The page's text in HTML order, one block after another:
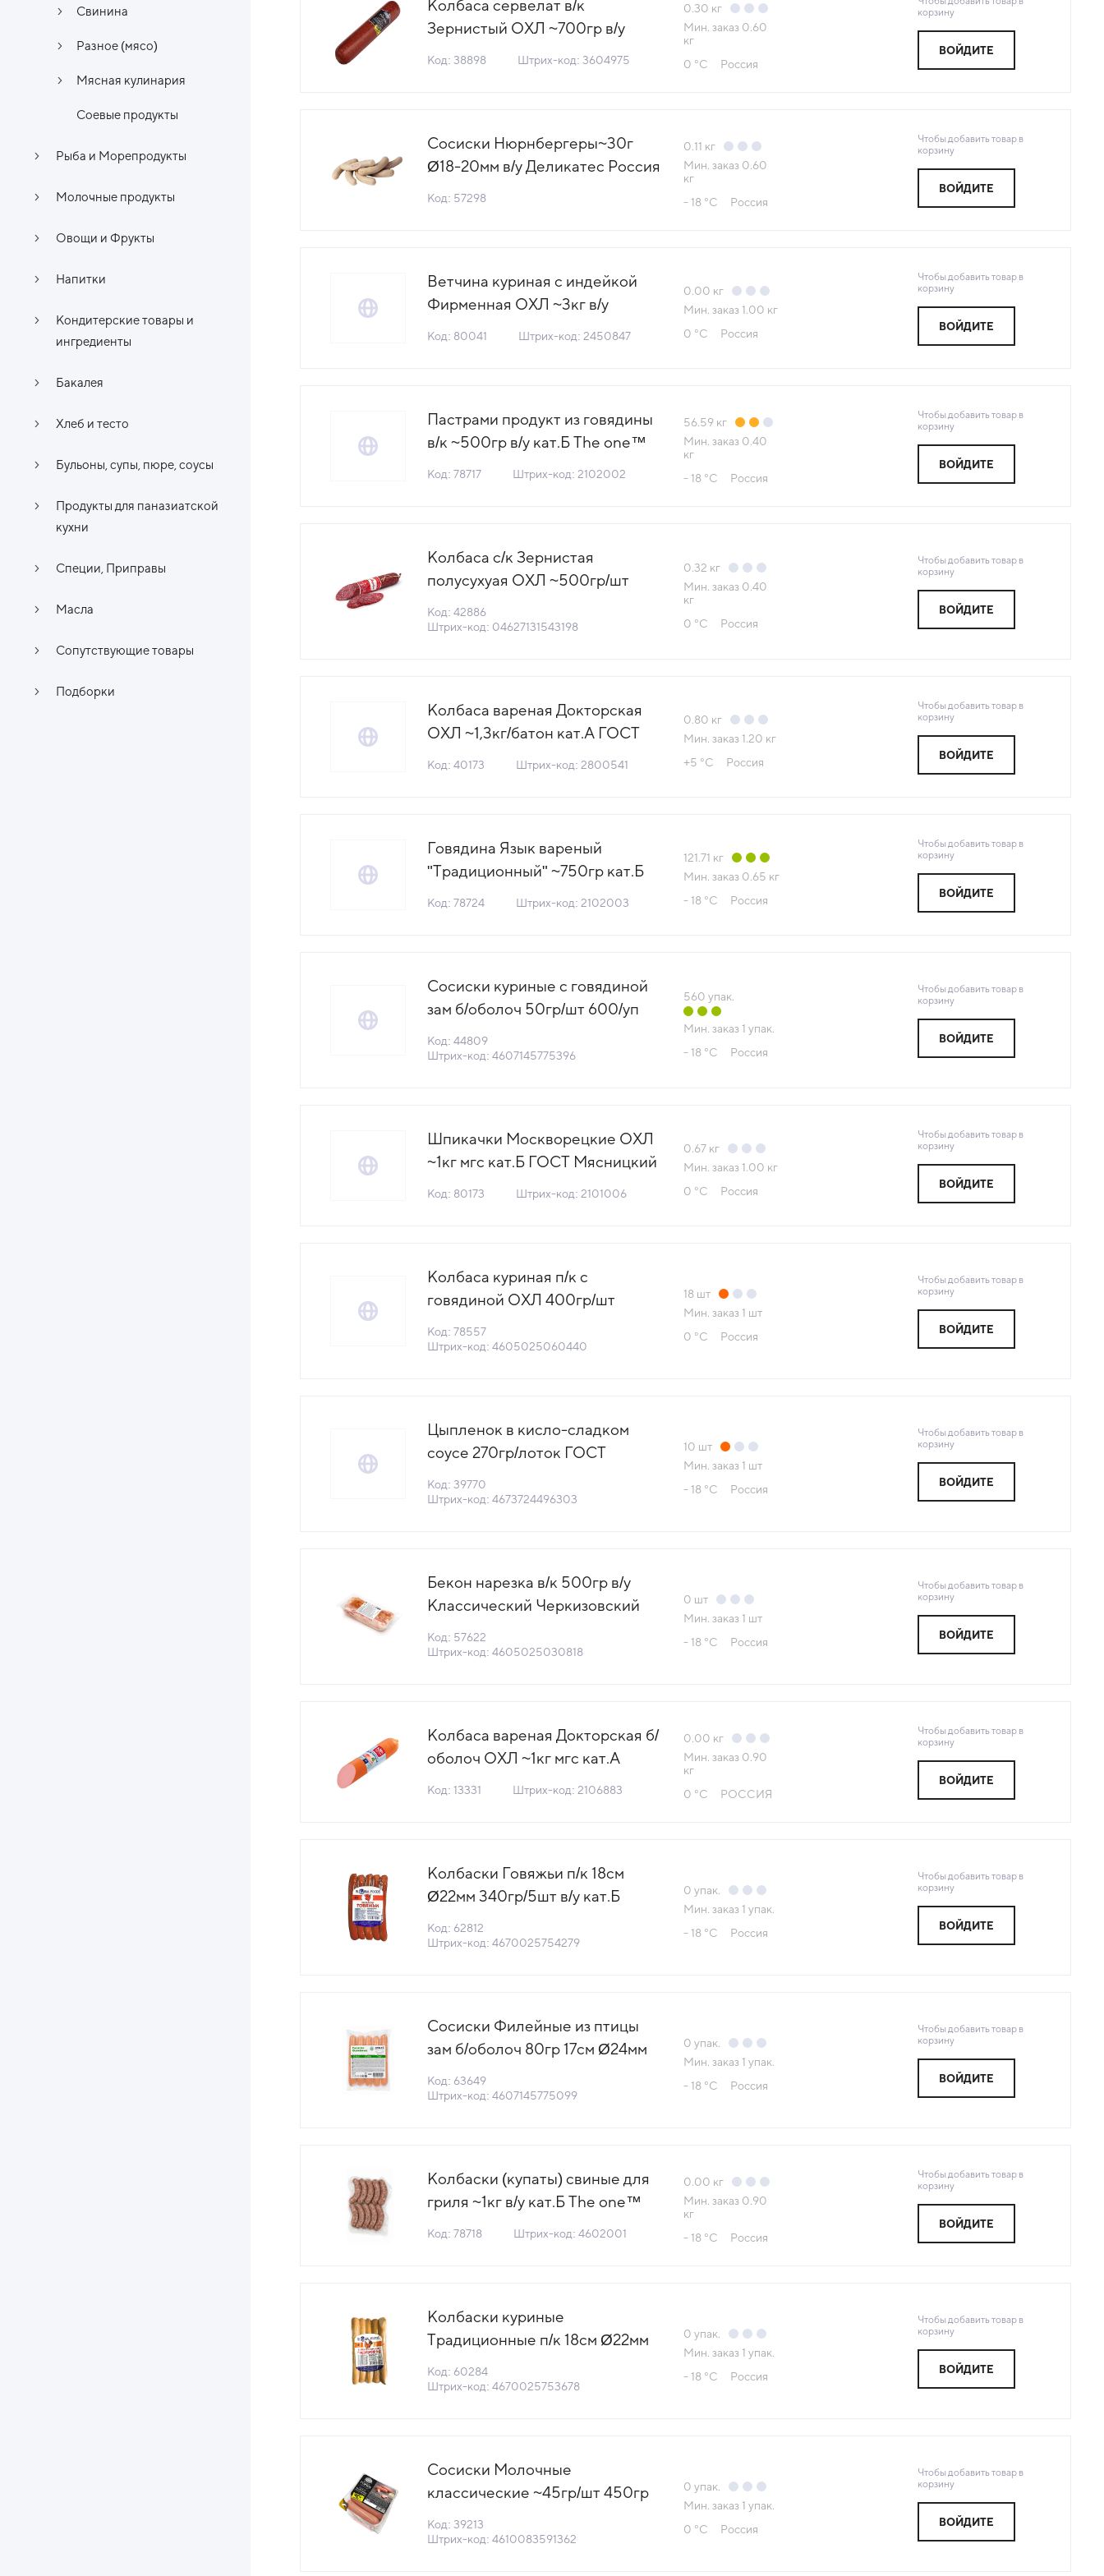
Колбаса сервелат в/к
Зернистый ОХЛ ~700гр в/у
Код: 38898 Штрих-код: 3604975
0.30 кг
Мин. заказ 0.60
кг
0 °С
Россия
корзину
ВОЙДИТЕ
Сосиски Нюрнбергеры~30г
Ø18-20мм в/у Деликатес Россия
Код: 57298
0.11 кг
Мин. заказ 0.60
кг
- 18 °С
Россия
Чтобы добавить товар в
корзину
ВОЙДИТЕ
Ветчина куриная с индейкой
Фирменная ОХЛ ~3кг в/у
Код: 80041 Штрих-код: 2450847
0.00 кг
Мин. заказ 1.00 кг
0 °С
Россия
Чтобы добавить товар в
корзину
ВОЙДИТЕ
Пастрами продукт из говядины
в/к ~500гр в/у кат.Б The one™
Код: 78717 Штрих-код: 2102002
56.59кг
Мин. заказ 0.40
кг
- 18 °С
Россия
Чтобы добавить товар в
корзину
ВОЙДИТЕ
Колбаса с/к Зернистая
полусухуая ОХЛ ~500гр/шт
(КОД 42886) (0°С)
Код: 42886
Штрих-код: 04627131543198
0.32 кг
Мин. заказ 0.40
кг
0 °С
Россия
Чтобы добавить товар в
корзину
ВОЙДИТЕ
Колбаса вареная Докторская
ОХЛ ~1,3кг/батон кат.А ГОСТ
Код: 40173 Штрих-код: 2800541
0.80 кг
Мин. заказ 1.20 кг
+5 °С
Россия
Чтобы добавить товар в
корзину
ВОЙДИТЕ
Говядина Язык вареный
"Традиционный" ~750гр кат.Б
Код: 78724 Штрих-код: 2102003
121.71 кг
Мин. заказ 0.65 кг
- 18 °С
Россия
Чтобы добавить товар в
корзину
ВОЙДИТЕ
Сосиски куриные с говядиной
зам б/оболоч 50гр/шт 600/уп
(КОД 44809)(-18°С)
Код: 44809
Штрих-код: 4607145775396
560 упак.
Мин. заказ 1 упак.
- 18 °С
Россия
Чтобы добавить товар в
корзину
ВОЙДИТЕ
Шпикачки Москворецкие ОХЛ
~1кг мгс кат.Б ГОСТ Мясницкий
Код: 80173 Штрих-код: 2101006
0.67кг
Мин. заказ 1.00 кг
0 °С
Россия
Чтобы добавить товар в
корзину
ВОЙДИТЕ
Колбаса куриная п/к с
говядиной ОХЛ 400гр/шт
78557) (0°С)
Код: 78557
Штрих-код: 4605025060440
18шт
Мин. заказ 1 шт
0 °С
Россия
Чтобы добавить товар в
корзину
ВОЙДИТЕ
Цыпленок в кисло-сладком
соусе 270гр/лоток ГОСТ
(КОД 39770) (-18°С)
Код: 39770
Штрих-код: 4673724496303
10 шт
Мин. заказ 1 шт
- 18 °С
Россия
Чтобы добавить товар в
корзину
ВОЙДИТЕ
Бекон нарезка в/к 500гр в/у
Классический Черкизовский
(-18°С)
Код: 57622
Штрих-код: 4605025030818
0 шт
Мин. заказ 1 шт
- 18 °С
Россия
Чтобы добавить товар в
корзину
ВОЙДИТЕ
Колбаса вареная Докторская б/
оболоч ОХЛ ~1кг мгс кат.А
Код: 13331 Штрих-код: 2106883
0.00 кг
Мин. заказ 0.90
кг
0 °С
РОССИЯ
Чтобы добавить товар в
корзину
ВОЙДИТЕ
Колбаски Говяжьи п/к 18см
Ø22мм 340гр/5шт в/у кат.Б
(-18°С)
Код: 62812
Штрих-код: 4670025754279
0 упак.
Мин. заказ 1 упак.
- 18 °С
Россия
Чтобы добавить товар в
корзину
ВОЙДИТЕ
Сосиски Филейные из птицы
зам б/оболоч 80гр 17см Ø24мм
Обнинский МПК (КОД 63649)
Код: 63649
Штрих-код: 4607145775099
0 упак.
Мин. заказ 1 упак.
- 18 °С
Россия
Чтобы добавить товар в
корзину
ВОЙДИТЕ
Колбаски (купаты) свиные для
гриля ~1кг в/у кат.Б The one™
Код: 78718 Штрих-код: 4602001
0.00 кг
Мин. заказ 0.90
кг
- 18 °С
Россия
Чтобы добавить товар в
корзину
ВОЙДИТЕ
Колбаски куриные
Традиционные п/к 18см Ø22мм
Столичный МПЗ (КОД 60284)
Код: 60284
Штрих-код: 4670025753678
0 упак.
Мин. заказ 1 упак.
- 18 °С
Россия
Чтобы добавить товар в
корзину
ВОЙДИТЕ
Сосиски Молочные
классические ~45гр/шт 450гр
кат.Б Дмитрогорский МПЗ(КОД
Код: 39213
Штрих-код: 4610083591362
0 упак.
Мин. заказ 1 упак.
0 °С
Россия
Чтобы добавить товар в
корзину
ВОЙДИТЕ
Свинина
Разное (мясо)
Мясная кулинария
Соевые продукты
Рыба и Морепродукты
Молочные продукты
Овощи и Фрукты
Напитки
Кондитерские товары и
ингредиенты
Бакалея
Хлеб и тесто
Бульоны, супы, пюре, соусы
Продукты для паназиатской
кухни
Специи, Приправы
Масла
Сопутствующие товары
Подборки